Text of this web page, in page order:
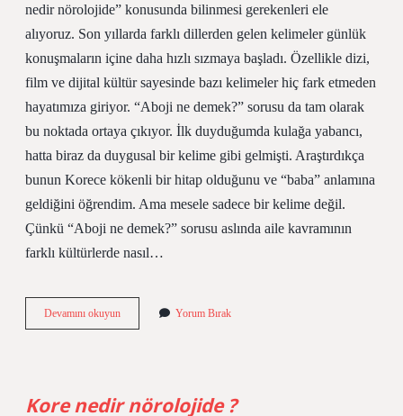
nedir nörolojide” konusunda bilinmesi gerekenleri ele
alıyoruz. Son yıllarda farklı dillerden gelen kelimeler günlük
konuşmaların içine daha hızlı sızmaya başladı. Özellikle dizi,
film ve dijital kültür sayesinde bazı kelimeler hiç fark etmeden
hayatımıza giriyor. “Aboji ne demek?” sorusu da tam olarak
bu noktada ortaya çıkıyor. İlk duyduğumda kulağa yabancı,
hatta biraz da duygusal bir kelime gibi gelmişti. Araştırdıkça
bunun Korece kökenli bir hitap olduğunu ve “baba” anlamına
geldiğini öğrendim. Ama mesele sadece bir kelime değil.
Çünkü “Aboji ne demek?” sorusu aslında aile kavramının
farklı kültürlerde nasıl…
Devamını okuyunKore
nedir
Yorum Bırak
Kore nedir nörolojide ?